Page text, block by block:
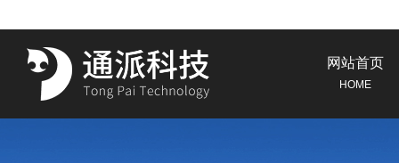
网站首页
HOME